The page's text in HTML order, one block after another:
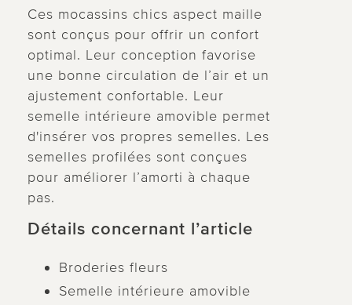
Ces mocassins chics aspect maille
sont conçus pour offrir un confort
optimal. Leur conception favorise
une bonne circulation de l’air et un
ajustement confortable. Leur
semelle intérieure amovible permet
d'insérer vos propres semelles. Les
semelles profilées sont conçues
pour améliorer l’amorti à chaque
pas.
Détails concernant l’article
Broderies fleurs
Semelle intérieure amovible